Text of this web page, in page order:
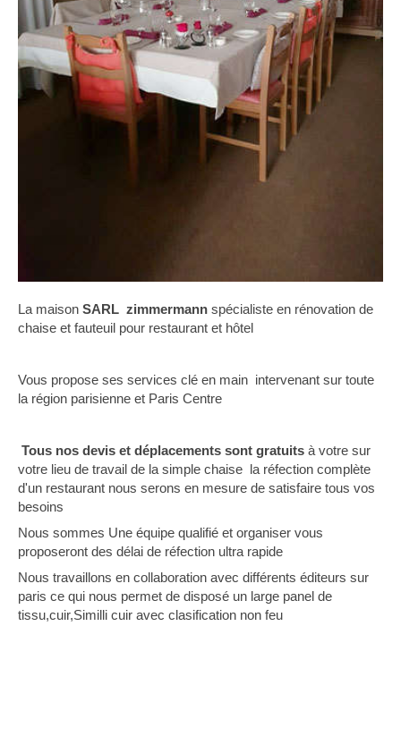
La maison SARL zimmermann spécialiste en rénovation de
chaise et fauteuil pour restaurant et hôtel
Vous propose ses services clé en main intervenant sur toute
la région parisienne et Paris Centre
Tous nos devis et déplacements sont gratuits à votre sur
votre lieu de travail de la simple chaise la réfection complète
d'un restaurant nous serons en mesure de satisfaire tous vos
besoins
Nous sommes Une équipe qualifié et organiser vous
proposeront des délai de réfection ultra rapide
Nous travaillons en collaboration avec différents éditeurs sur
paris ce qui nous permet de disposé un large panel de
tissu,cuir,Similli cuir avec clasification non feu